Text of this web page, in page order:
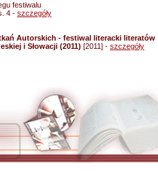
festiwalu
4 - szczegóły
Autorskich - festiwal literacki literatów
i Słowacji (2011) [2011] - szczegóły